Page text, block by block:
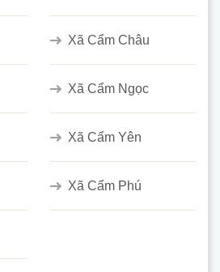
Xã Cẩm Châu
Xã Cẩm Ngọc
Xã Cẩm Yên
Xã Cẩm Phú